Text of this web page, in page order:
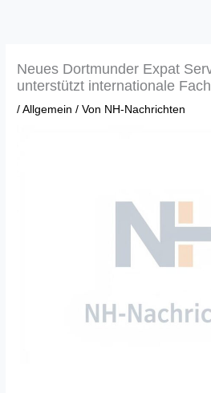
Neues Dortmunder Expat
unterstützt internationale
/Allgemein / Von NH-Nachrichten